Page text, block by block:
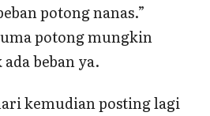
potong nanas.”
potong mungkin
beban ya.
kemudian posting lagi